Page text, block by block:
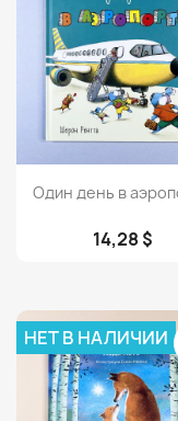

Один день в
14,28 $
НЕТ В НАЛИЧИИ